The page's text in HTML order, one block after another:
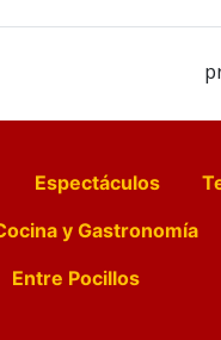
Espectáculos
y Gastronomía
Entre Pocillos